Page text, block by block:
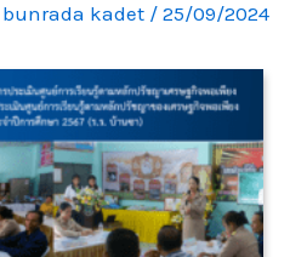
bunrada kadet / 25/09/2024